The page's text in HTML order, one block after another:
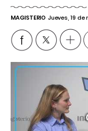
MAGISTERIO Jueves, 19